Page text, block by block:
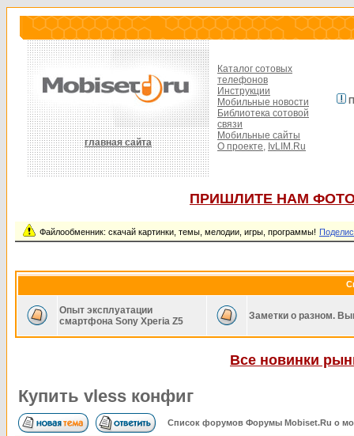
главная сайта
Каталог сотовых
телефонов
Инструкции
Мобильные новости
Библиотека сотовой
связи
Мобильные сайты
О проекте, IvLIM.Ru
ПРИШЛИТЕ НАМ
Файлообменник: скачай картинки, темы, мелодии, игры, программы!
Опыт эксплуатации
смартфона Sony Xperia Z5
Заметки о разном.
Все новинки
Купить vless конфиг
Список форумов Форумы Mobiset.Ru о